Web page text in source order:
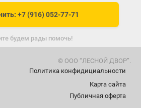
+7 (916) 052-77-71
будем рады помочь!
© ООО “ЛЕСНОЙ ДВОР”.
Карта сайта
Политика конфидициальности
Публичная оферта